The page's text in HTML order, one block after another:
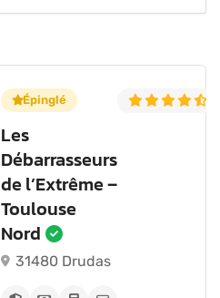
Épinglé
Les
Débarrasseurs
de l’Extrême –
Toulouse
Nord
31480 Drudas